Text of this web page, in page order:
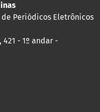
Periódicos Eletrônicos
- 1º andar -